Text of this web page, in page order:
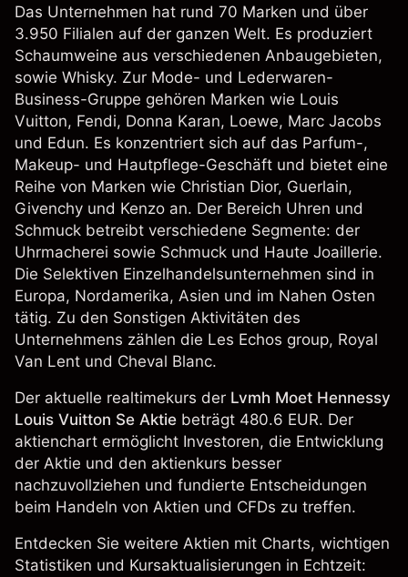
Das Unternehmen hat rund 70 Marken und über
3.950 Filialen auf der ganzen Welt. Es produziert
Schaumweine aus verschiedenen Anbaugebieten,
sowie Whisky. Zur Mode- und Lederwaren-
Business-Gruppe gehören Marken wie Louis
Vuitton, Fendi, Donna Karan, Loewe, Marc Jacobs
und Edun. Es konzentriert sich auf das Parfum-,
Makeup- und Hautpflege-Geschäft und bietet eine
Reihe von Marken wie Christian Dior, Guerlain,
Givenchy und Kenzo an. Der Bereich Uhren und
Schmuck betreibt verschiedene Segmente: der
Uhrmacherei sowie Schmuck und Haute Joaillerie.
Die Selektiven Einzelhandelsunternehmen sind in
Europa, Nordamerika, Asien und im Nahen Osten
tätig. Zu den Sonstigen Aktivitäten des
Unternehmens zählen die Les Echos group, Royal
Van Lent und Cheval Blanc.
Der aktuelle realtimekurs der Lvmh Moet Hennessy
Louis Vuitton Se Aktie beträgt 480.6 EUR. Der
aktienchart ermöglicht Investoren, die Entwicklung
der Aktie und den aktienkurs besser
nachzuvollziehen und fundierte Entscheidungen
beim Handeln von Aktien und CFDs zu treffen.
Entdecken Sie weitere Aktien mit Charts, wichtigen
Statistiken und Kursaktualisierungen in Echtzeit: